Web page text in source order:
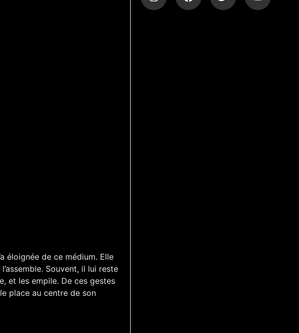
éloignée de ce médium. Elle
Souvent, il lui reste
et les empile. De ces gestes
place au centre de son